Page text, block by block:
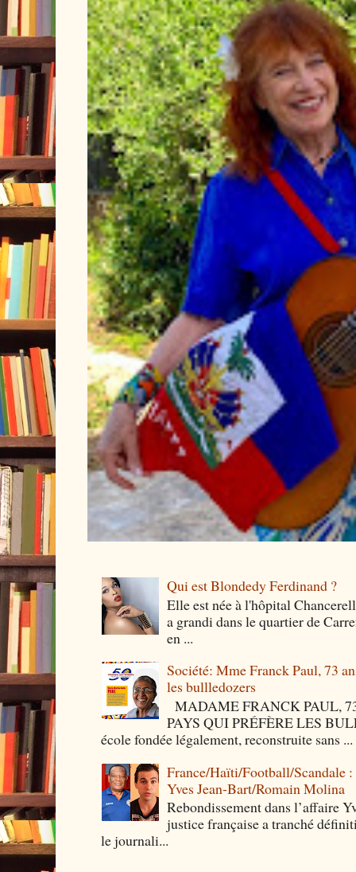
Qui est Blondedy Ferdinand ?
Elle est née à l'hôpital
a grandi dans le quartier de
en ...
Société: Mme Franck Paul, 73
les bullledozers
MADAME FRANCK PAUL,
PAYS QUI PRÉFÈRE LES
école fondée légalement, reconstruite sans ...
France/Haïti/Football/Scandale
Yves Jean-Bart/Romain Molina
Rebondissement dans l’affaire
justice française a tranché
le journali...